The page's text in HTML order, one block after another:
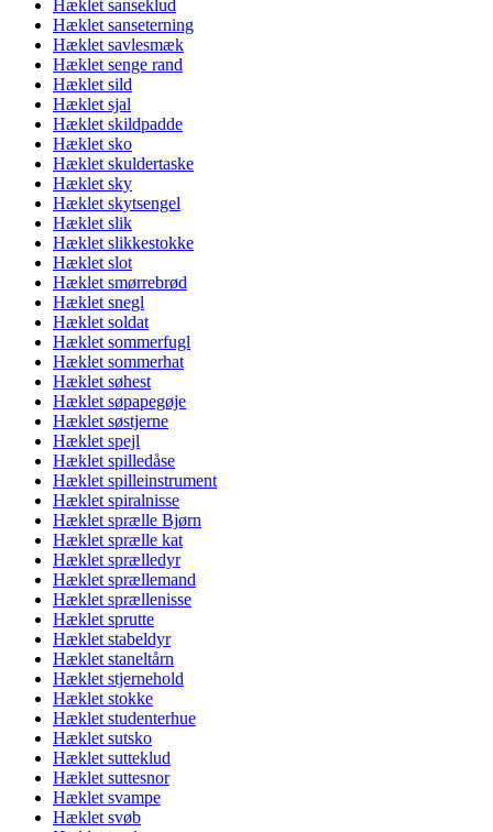
Hæklet sanseklud
Hæklet sanseterning
Hæklet savlesmæk
Hæklet senge rand
Hæklet sild
Hæklet sjal
Hæklet skildpadde
Hæklet sko
Hæklet skuldertaske
Hæklet sky
Hæklet skytsengel
Hæklet slik
Hæklet slikkestokke
Hæklet slot
Hæklet smørrebrød
Hæklet snegl
Hæklet soldat
Hæklet sommerfugl
Hæklet sommerhat
Hæklet søhest
Hæklet søpapegøje
Hæklet søstjerne
Hæklet spejl
Hæklet spilledåse
Hæklet spilleinstrument
Hæklet spiralnisse
Hæklet sprælle Bjørn
Hæklet sprælle kat
Hæklet sprælledyr
Hæklet sprællemand
Hæklet sprællenisse
Hæklet sprutte
Hæklet stabeldyr
Hæklet staneltårn
Hæklet stjernehold
Hæklet stokke
Hæklet studenterhue
Hæklet sutsko
Hæklet sutteklud
Hæklet suttesnor
Hæklet svampe
Hæklet svøb